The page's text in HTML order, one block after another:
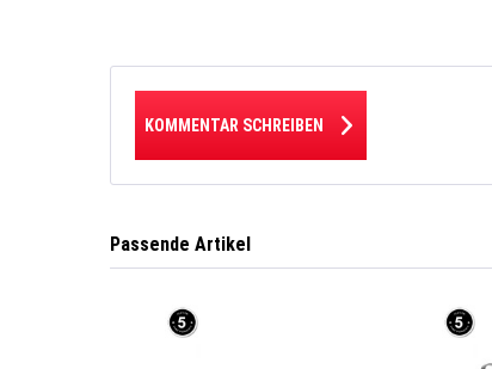
KOMMENTAR SCHREIBEN
Passende Artikel